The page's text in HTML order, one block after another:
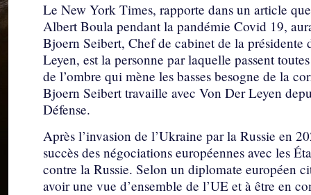
Le New York Times, rapporte dans un article
Albert Boula pendant la pandémie Covid 19,
Bjoern Seibert, Chef de cabinet de la
Leyen, est la personne par laquelle passent
de l’ombre qui mène les basses besogne de la
Bjoern Seibert travaille avec Von Der Leyen
Défense.
Après l’invasion de l’Ukraine par la Russie en
succès des négociations européennes avec les
contre la Russie. Selon un diplomate européen
avoir une vue d’ensemble de l’UE et à être en